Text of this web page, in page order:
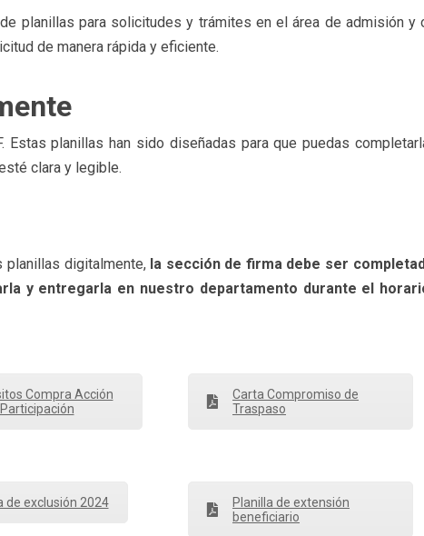
planillas para solicitudes y trámites en el área de admisión
de manera rápida y eficiente.
planillas han sido diseñadas para que puedas
clara y legible.
planillas digitalmente, la sección de firma debe ser
y entregarla en nuestro departamento durante el
Compra Acción
Carta Compromiso de
Traspaso
de exclusión 2024
Planilla de extensión
beneficiario